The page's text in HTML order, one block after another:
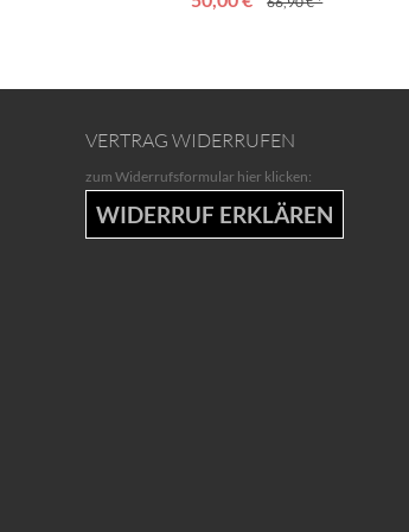
VERTRAG WIDERRUFEN
zum Widerrufsformular hier klicken:
WIDERRUF ERKLÄREN